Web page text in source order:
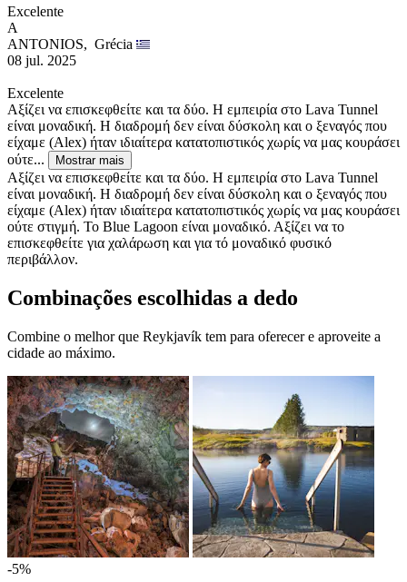
Excelente
A
ANTONIOS, Grécia
08 jul. 2025
Excelente
Αξίζει να επισκεφθείτε και τα δύο. Η εμπειρία στο Lava Tunnel
είναι μοναδική. Η διαδρομή δεν είναι δύσκολη και ο ξεναγός που
είχαμε (Alex) ήταν ιδιαίτερα κατατοπιστικός χωρίς να μας κουράσει
ούτε...
Mostrar mais
Αξίζει να επισκεφθείτε και τα δύο. Η εμπειρία στο Lava Tunnel
είναι μοναδική. Η διαδρομή δεν είναι δύσκολη και ο ξεναγός που
είχαμε (Alex) ήταν ιδιαίτερα κατατοπιστικός χωρίς να μας κουράσει
ούτε στιγμή. Το Blue Lagoon είναι μοναδικό. Αξίζει να το
επισκεφθείτε για χαλάρωση και για τό μοναδικό φυσικό
περιβάλλον.
Combinações escolhidas a dedo
Combine o melhor que Reykjavík tem para oferecer e aproveite a
cidade ao máximo.
-5%